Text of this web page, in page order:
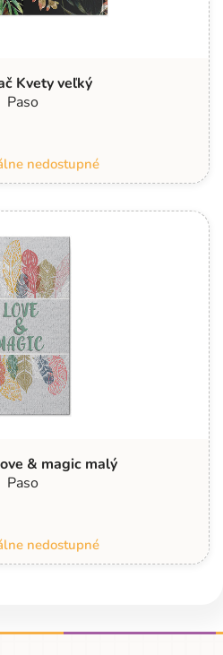
Kvety veľký
Paso
nedostupné
& magic malý
Paso
nedostupné